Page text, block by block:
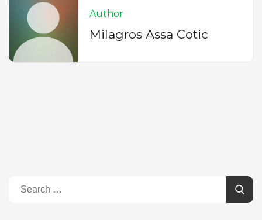
Author
Milagros Assa Cotic